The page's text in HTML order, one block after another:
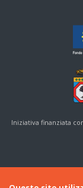
Iniziativa finanziata